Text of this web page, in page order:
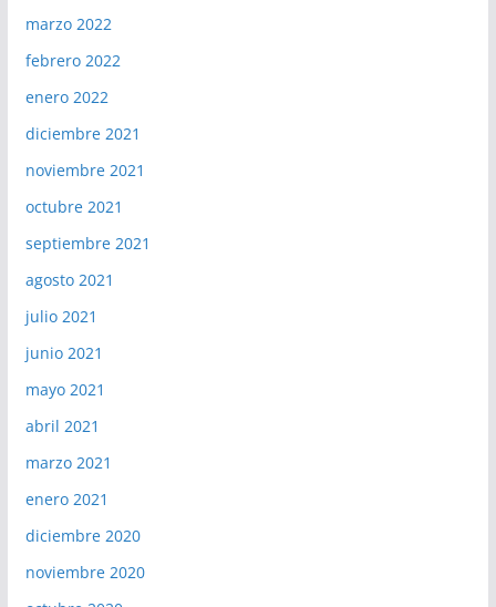
marzo 2022
febrero 2022
enero 2022
diciembre 2021
noviembre 2021
octubre 2021
septiembre 2021
agosto 2021
julio 2021
junio 2021
mayo 2021
abril 2021
marzo 2021
enero 2021
diciembre 2020
noviembre 2020